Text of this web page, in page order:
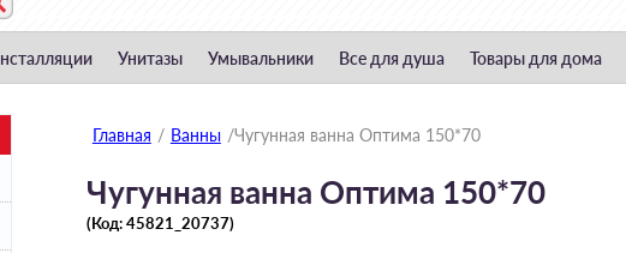
Унитазы Умывальники Все для душа Товары для дома
Главная / Ванны /Чугунная ванна Оптима 150*70
Чугунная ванна Оптима 150*70
(Код:45821_20737)